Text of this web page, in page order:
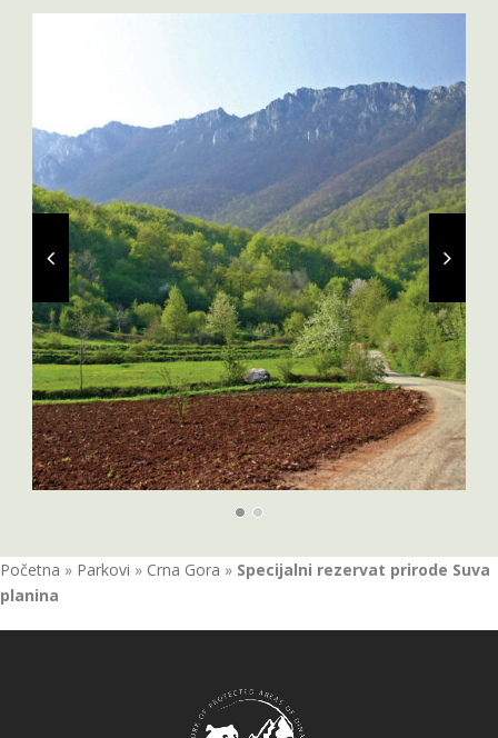
Početna » Parkovi » Crna Gora » Specijalni rezervat prirode Suva
planina